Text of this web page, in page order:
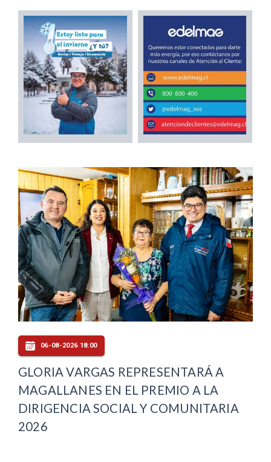
06-08-2026 18:00
GLORIA VARGAS REPRESENTARÁ A
MAGALLANES EN EL PREMIO A LA
DIRIGENCIA SOCIAL Y COMUNITARIA
2026